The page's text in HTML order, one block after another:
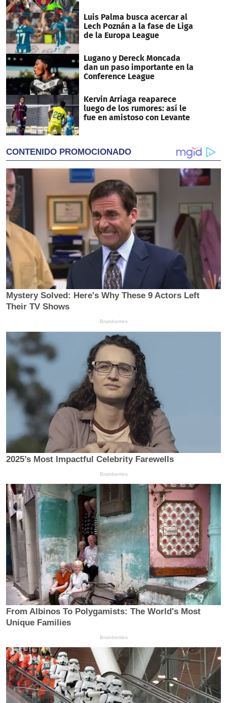
Luis Palma busca acercar al
Lech Poznán a la fase de Liga
de la Europa League
Lugano y Dereck Moncada
dan un paso importante en la
Conference League
Kervin Arriaga reaparece
luego de los rumores: así le
fue en amistoso con Levante